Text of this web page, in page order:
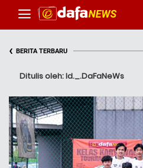
‹ BERITA TERBARU
Ditulis oleh: Id._.DaFaNeWs